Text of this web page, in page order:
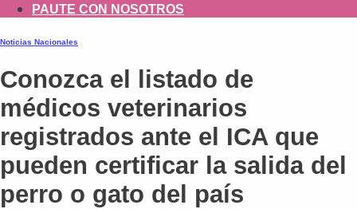
PAUTE CON NOSOTROS
Noticias Nacionales
Conozca el listado de
médicos veterinarios
registrados ante el ICA que
pueden certificar la salida del
perro o gato del país